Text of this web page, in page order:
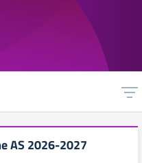
AS 2026-2027